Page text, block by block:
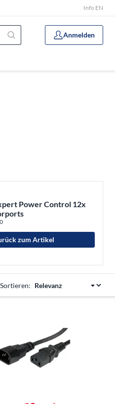
Info EN
Anmelden
Power Control 12x
zum Artikel
Sortieren: